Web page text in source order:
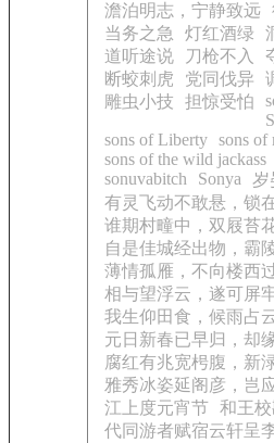
澹泊明志，宁静致远
当务之急
灯红酒绿
道听途说
刀枪不入
断蛟刺虎
党同伐异
雕虫小技
担惊受怕
sons of Liberty sons of
sons of the wild jackass
sonuvabitch
Sonya
岁
有灵飞动不敢悬，锁
谁期村疃中，双屐苔
自是佳城经出物，霸
薄情孤雁，不向楼西
相与望浮云，遂可屏
我生仰田食，候雨占
元日新春已早归，却
腐红有兆宽枵腹，新
雅秀冰姿延阁彦，岂
江上度元宵节 和王
代同游者赋宿云轩呈